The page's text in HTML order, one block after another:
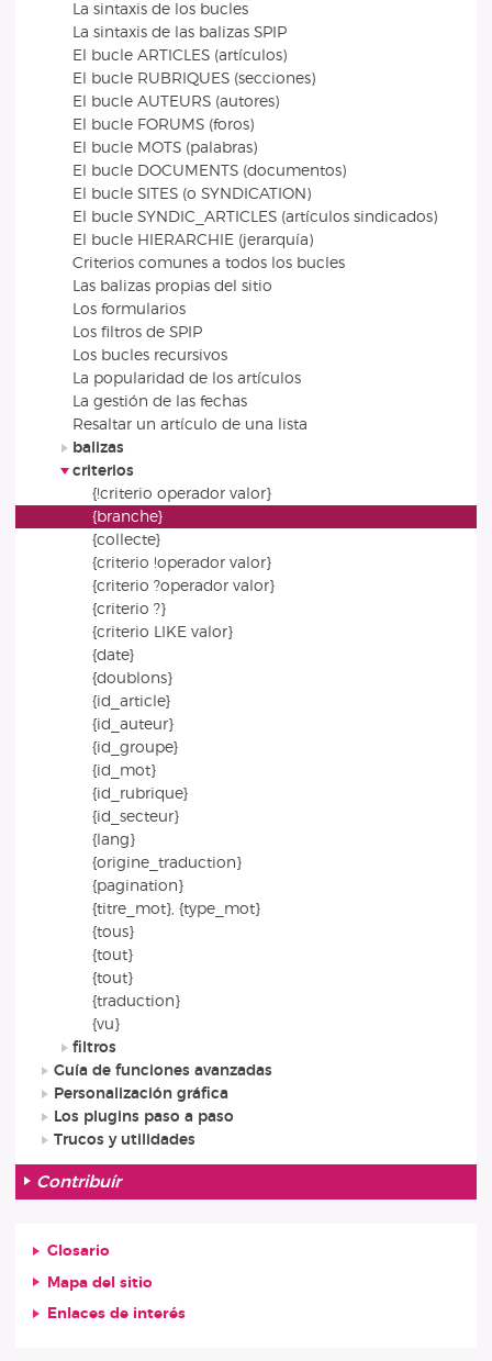
La sintaxis de los bucles
La sintaxis de las balizas SPIP
El bucle ARTICLES (artículos)
El bucle RUBRIQUES (secciones)
El bucle AUTEURS (autores)
El bucle FORUMS (foros)
El bucle MOTS (palabras)
El bucle DOCUMENTS (documentos)
El bucle SITES (o SYNDICATION)
El bucle SYNDIC_ARTICLES (artículos sindicados)
El bucle HIERARCHIE (jerarquía)
Criterios comunes a todos los bucles
Las balizas propias del sitio
Los formularios
Los filtros de SPIP
Los bucles recursivos
La popularidad de los artículos
La gestión de las fechas
Resaltar un artículo de una lista
balizas
criterios
{!criterio operador valor}
{branche}
{collecte}
{criterio !operador valor}
{criterio ?operador valor}
{criterio ?}
{criterio LIKE valor}
{date}
{doublons}
{id_article}
{id_auteur}
{id_groupe}
{id_mot}
{id_rubrique}
{id_secteur}
{lang}
{origine_traduction}
{pagination}
{titre_mot}, {type_mot}
{tous}
{tout}
{tout}
{traduction}
{vu}
filtros
Guía de funciones avanzadas
Personalización gráfica
Los plugins paso a paso
Trucos y utilidades
Contribuír
Glosario
Mapa del sitio
Enlaces de interés